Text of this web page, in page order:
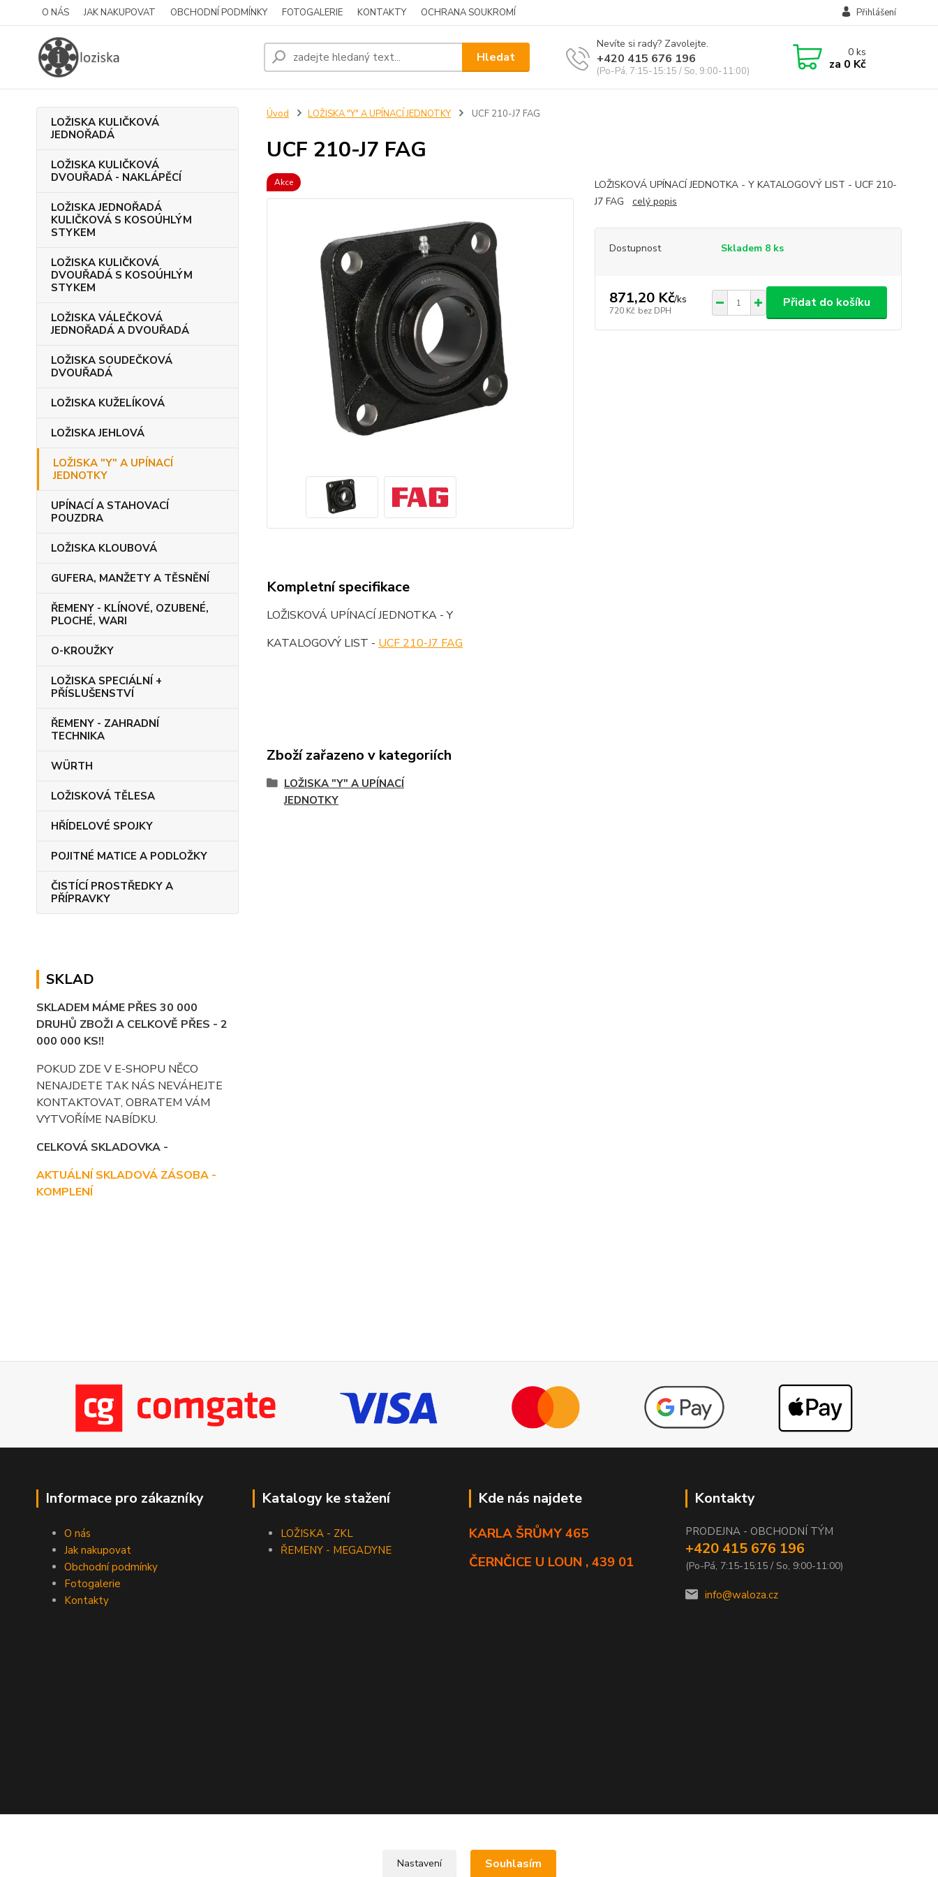
O NÁS JAK NAKUPOVAT OBCHODNÍ PODMÍNKY FOTOGALERIE KONTAKTY OCHRANA SOUKROMÍ Přihlášení
Hledat
Nevíte si rady? Zavolejte.
+420 415 676 196
(Po-Pá, 7:15-15:15 / So, 9:00-11:00)
0ks
za 0 Kč
LOŽISKA KULIČKOVÁ
JEDNOŘADÁ
LOŽISKA KULIČKOVÁ
DVOUŘADÁ - NAKLÁPĚCÍ
LOŽISKA JEDNOŘADÁ
KULIČKOVÁ S KOSOÚHLÝM
STYKEM
LOŽISKA KULIČKOVÁ
DVOUŘADÁ S KOSOÚHLÝM
STYKEM
LOŽISKA VÁLEČKOVÁ
JEDNOŘADÁ A DVOUŘADÁ
LOŽISKA SOUDEČKOVÁ
DVOUŘADÁ
LOŽISKA KUŽELÍKOVÁ
LOŽISKA JEHLOVÁ
LOŽISKA "Y" A UPÍNACÍ
JEDNOTKY
UPÍNACÍ A STAHOVACÍ
POUZDRA
LOŽISKA KLOUBOVÁ
GUFERA, MANŽETY A TĚSNĚNÍ
ŘEMENY - KLÍNOVÉ, OZUBENÉ,
PLOCHÉ, WARI
O-KROUŽKY
LOŽISKA SPECIÁLNÍ +
PŘÍSLUŠENSTVÍ
ŘEMENY - ZAHRADNÍ
TECHNIKA
WÜRTH
LOŽISKOVÁ TĚLESA
HŘÍDELOVÉ SPOJKY
POJITNÉ MATICE A PODLOŽKY
ČISTÍCÍ PROSTŘEDKY A
PŘÍPRAVKY
SKLAD
SKLADEM MÁME PŘES 30 000
DRUHŮ ZBOŽI A CELKOVĚ PŘES - 2
000 000 KS!!
POKUD ZDE V E-SHOPU NĚCO
NENAJDETE TAK NÁS NEVÁHEJTE
KONTAKTOVAT, OBRATEM VÁM
VYTVOŘÍME NABÍDKU.
CELKOVÁ SKLADOVKA -
AKTUÁLNÍ SKLADOVÁ ZÁSOBA -
KOMPLENÍ
Úvod LOŽISKA "Y" A UPÍNACÍ JEDNOTKY UCF 210-J7 FAG
UCF 210-J7 FAG
Akce
LOŽISKOVÁ UPÍNACÍ JEDNOTKA - Y KATALOGOVÝ LIST - UCF 210-
J7 FAG celý popis
Dostupnost Skladem 8 ks
871,20 Kč/ks
720 Kč bez DPH
Přidat do košíku
Kompletní specifikace
LOŽISKOVÁ UPÍNACÍ JEDNOTKA - Y
KATALOGOVÝ LIST - UCF 210-J7 FAG
Zboží zařazeno v kategoriích
LOŽISKA "Y" A UPÍNACÍ
JEDNOTKY
Informace pro zákazníky
O nás
Jak nakupovat
Obchodní podmínky
Fotogalerie
Kontakty
Katalogy ke stažení
LOŽISKA - ZKL
ŘEMENY - MEGADYNE
Kde nás najdete
KARLA ŠRŮMY 465
ČERNČICE U LOUN , 439 01
Kontakty
PRODEJNA - OBCHODNÍ TÝM
+420 415 676 196
(Po-Pá, 7:15-15:15 / So, 9:00-11:00)
info@waloza.cz
Nastavení Souhlasím